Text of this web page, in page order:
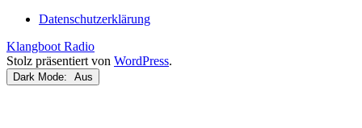
Datenschutzerklärung
Klangboot Radio
Stolz präsentiert von WordPress.
Dark Mode: